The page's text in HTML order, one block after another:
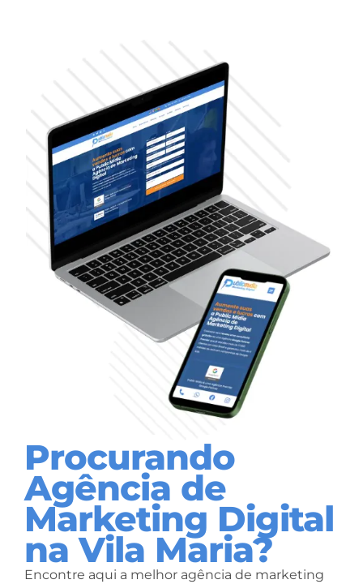
Procurando
Agência de
Marketing Digital
na Vila Maria?
Encontre aqui a melhor agência de marketing